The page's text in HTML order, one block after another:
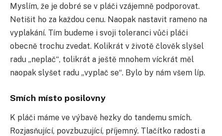
Myslím, že je dobré se v pláči vzájemně podporovat.
Netišit ho za každou cenu. Naopak nastavit rameno na
vyplakání. Tím budeme i svoji toleranci vůči pláči
obecně trochu zvedat. Kolikrát v životě člověk slyšel
radu „neplač“, tolikrát a ještě mnohem víckrát měl
naopak slyšet radu „vyplač se“. Bylo by nám všem líp.
Smích místo posilovny
K pláči máme ve výbavě hezky do tandemu smích.
Rozjasňující, povzbuzující, příjemný. Tlačítko radosti a